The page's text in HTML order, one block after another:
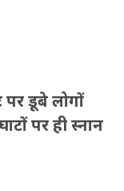
पर डूबे लोगों
पर ही स्नान